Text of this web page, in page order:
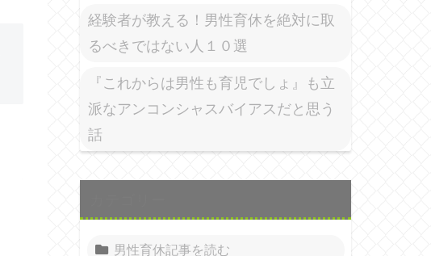
経験者が教える！男性育休を絶対に取
るべきではない人１０選
『これからは男性も育児でしょ』も立
派なアンコンシャスバイアスだと思う
話
男性育休記事を読む